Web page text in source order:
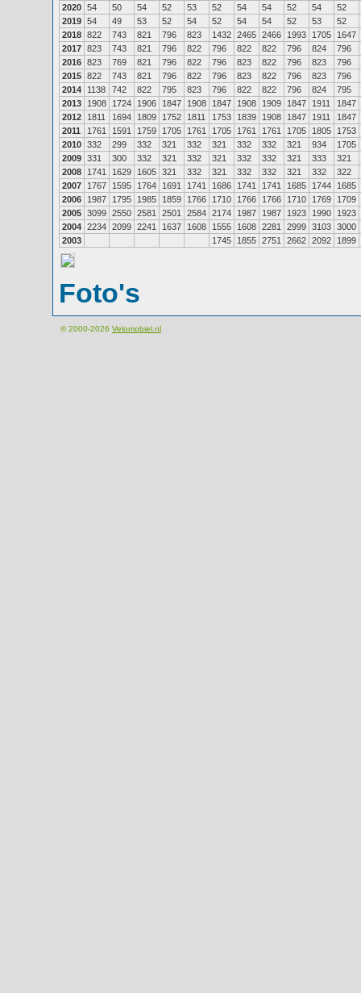
2020 54 50 54 52 53 52 54 54 52 54
52
2019 54 49 53 52 54 52 54 54 52 53
52
2018 822 743 821 796 823 1432 2465 2466 1993 1705
1647
2017 823 743 821 796 822 796 822 822 796 824
796
2016 823 769 821 796 822 796 823 822 796 823
796
2015 822 743 821 796 822 796 823 822 796 823
796
2014
1138 742 822 795 823 796 822 822 796 824
795
2013
1908 1724 1906 1847 1908 1847 1908 1909 1847 1911
1847
2012
1811 1694 1809 1752 1811 1753 1839 1908 1847 1911
1847
2011
1761 1591 1759 1705 1761 1705 1761 1761 1705 1805
1753
2010 332 299 332 321 332 321 332 332 321 934
1705
2009 331 300 332 321 332 321 332 332 321 333
321
2008
1741 1629 1605 321 332 321 332 332 321 332
322
2007
1767 1595 1764 1691 1741 1686 1741 1741 1685 1744
1685
2006
1987 1795 1985 1859 1766 1710 1766 1766 1710 1769
1709
2005 3099 2550 2581 2501 2584 2174 1987 1987 1923 1990
1923
2004 2234 2099 2241 1637 1608 1555 1608 2281 2999 3103 3000
2003
1745 1855 2751 2662 2092 1899
Foto's
© 2000-2026 Velomobiel.nl